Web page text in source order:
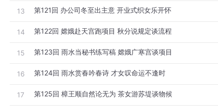
13 第121回 办公司冬至出主意 开业式织女乐开怀
14 第122回 嫦娥赴天宫跑项目 秋分说规定谈流程
15 第123回 雨水当秘书练写稿 嫦娥广寒宫谈项目
16 第124回 雨水赏春吟春诗 才女叹命运不逢时
17 第125回 樟王顺自然论无为 茶女游苏堤谈物候